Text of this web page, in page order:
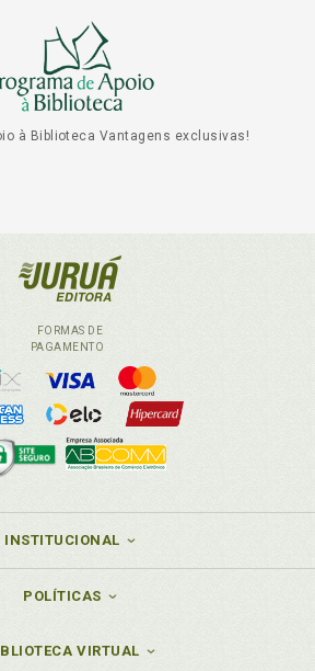
à Biblioteca Vantagens exclusivas!
FORMAS DE
PAGAMENTO
INSTITUCIONAL
POLÍTICAS
VIRTUAL